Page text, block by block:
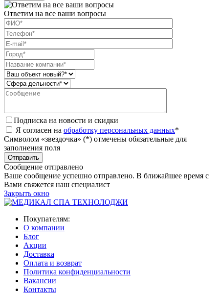
Ответим на все ваши вопросы
Подписка на новости и скидки
Я согласен на обработку персональных данных*
Символом «звездочка» (*) отмечены обязательные для
заполнения поля
Сообщение отправлено
Ваше сообщение успешно отправлено. В ближайшее время с
Вами свяжется наш специалист
Закрыть окно
Покупателям:
О компании
Блог
Акции
Доставка
Оплата и возврат
Политика конфиденциальности
Вакансии
Контакты